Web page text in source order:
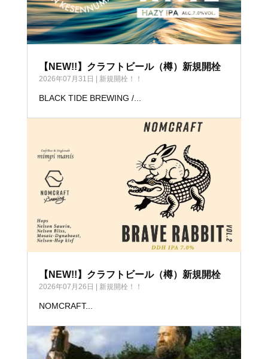
【NEW!!】クラフトビール（樽）新規開栓
2026年07月31日 新規開栓！！
BLACK TIDE BREWING /...
【NEW!!】クラフトビール（樽）新規開栓
2026年07月26日 新規開栓！！
NOMCRAFT...